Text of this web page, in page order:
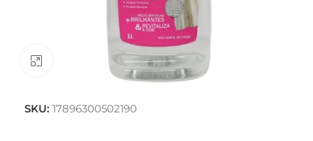
Clique para ampliar
SKU: 17896300502190